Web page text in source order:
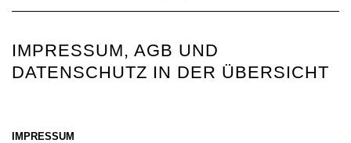
IMPRESSUM, AGB UND
DATENSCHUTZ IN DER ÜBERSICHT
IMPRESSUM